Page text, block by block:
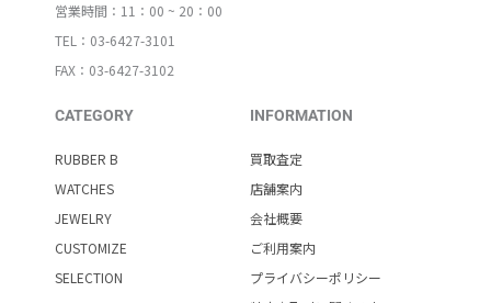
営業時間：11：00 ~ 20：00
TEL：03-6427-3101
FAX：03-6427-3102
CATEGORY
RUBBER B
WATCHES
JEWELRY
CUSTOMIZE
SELECTION
INFORMATION
買取査定
店舗案内
会社概要
ご利用案内
プライバシーポリシー